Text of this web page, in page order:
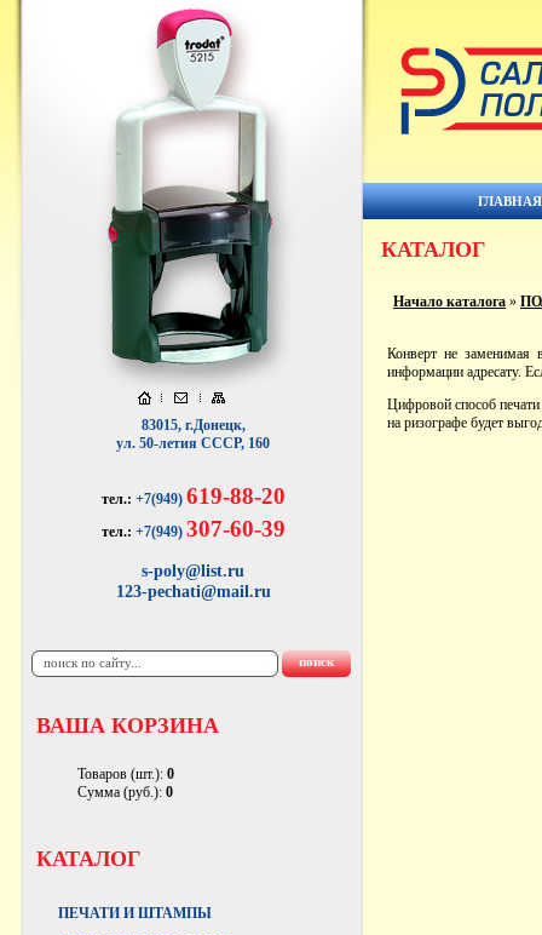
83015, г.Донецк,
ул. 50-летия СССР, 160
тел.: +7(949) 619-88-20
тел.: +7(949) 307-60-39
s-poly@list.ru
123-pechati@mail.ru
ВАША КОРЗИНА
Товаров (шт.): 0
Сумма (руб.): 0
КАТАЛОГ
ПЕЧАТИ И ШТАМПЫ
ГЛАВНАЯ
КАТАЛОГ
Начало каталога »
Конверт не заменимая
информации адресату.
Цифровой способ
на ризографе будет